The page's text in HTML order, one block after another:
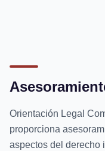
Orientación Legal
proporciona
aspectos del derecho